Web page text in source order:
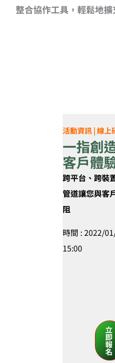
整合協作工具，輕鬆地擴
活動資訊 | 線上
一指創
客戶體
跨平台、跨裝
管道讓您與客
阻
時間 : 2022/
15:00
立
即
報
名